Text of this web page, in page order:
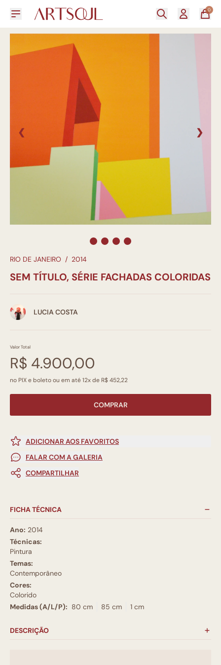
0
❮ ❯
RIO DE JANEIRO / 2014
SEM TÍTULO, SÉRIE FACHADAS COLORIDAS
LUCIA COSTA
Valor Total
R$ 4.900,00
no PIX e boleto ou em até 12x de R$ 452,22
COMPRAR
ADICIONAR AOS FAVORITOS
FALAR COM A GALERIA
COMPARTILHAR
FICHA TÉCNICA
Ano: 2014
Técnicas:
Pintura
Temas:
Contemporâneo
Cores:
Colorido
Medidas (A/L/P): 80 cm 85 cm 1 cm
DESCRIÇÃO